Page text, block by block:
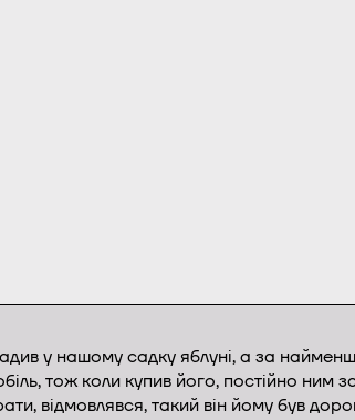
у нашому садку яблуні, а за
тож коли купив його, постійно ним
відмовлявся, такий він йому був